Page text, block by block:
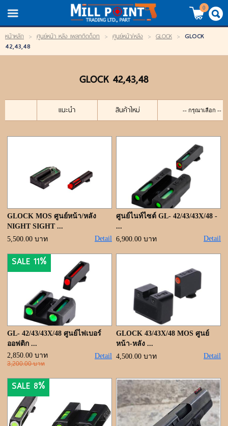
TH/EN
LOGIN REGISTER
My Wishlist
หน้าหลัก
สินค้า
สินค้าลดราคา
ขั้นตอนการสั่งซื้อ
แจ้งชำระเงิน
ติดต่อเรา
0
หน้าหลัก > ศูนย์หน้า หลัง เพลทติดด็อท > ศูนย์หน้า/หลัง > GLOCK > GLOCK
42,43,48
GLOCK 42,43,48
แนะนำ สินค้าใหม่
GLOCK MOS ศูนย์หน้า/หลัง
NIGHT SIGHT ...
5,500.00 บาท
Detail
ศูนย์ไนท์ไซต์ GL- 42/43/43X/48 -
...
6,900.00 บาท
Detail
SALE 11%
GL- 42/43/43X/48 ศูนย์ไฟเบอร์
ออฟติก ...
2,850.00 บาท
3,200.00 บาท
Detail
GLOCK 43/43X/48 MOS ศูนย์
หน้า-หลัง ...
4,500.00 บาท
Detail
SALE 8%